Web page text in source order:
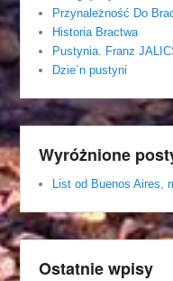
Przynależność Do
Historia Bractwa
Pustynia. Franz
Dzie´n pustyni
Wyróżnione
List od Buenos Aires,
Ostatnie wpisy